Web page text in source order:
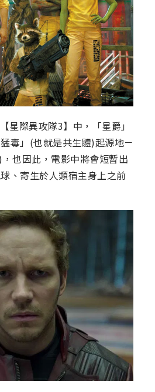
星際異攻隊3】中，「星爵」
毒」(也就是共生體)起源地－
也因此，電影中將會短暫出
、寄生於人類宿主身上之前